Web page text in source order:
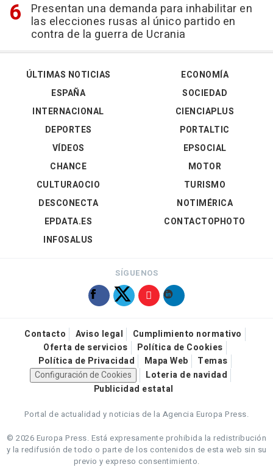
Presentan una demanda para inhabilitar en
las elecciones rusas al único partido en
contra de la guerra de Ucrania
ÚLTIMAS NOTICIAS
ESPAÑA
INTERNACIONAL
DEPORTES
VÍDEOS
ECONOMÍA
SOCIEDAD
CIENCIAPLUS
PORTALTIC
EPSOCIAL
CHANCE
CULTURAOCIO
DESCONECTA
EPDATA.ES
INFOSALUS
MOTOR
TURISMO
NOTIMÉRICA
CONTACTOPHOTO
SÍGUENOS
Contacto Aviso legal
Cumplimiento normativo
Oferta de servicios
Política de Cookies
Política de Privacidad
Mapa Web
Temas
Configuración de Cookies
Loteria de navidad
Publicidad estatal
Portal de actualidad y noticias de la Agencia Europa Press.
© 2026 Europa Press. Está expresamente prohibida la redistribución
y la redifusión de todo o parte de los contenidos de esta web sin su
previo y expreso consentimiento.